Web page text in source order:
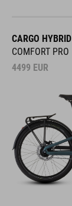
CARGO HYBRID
COMFORT PRO
4499 EUR